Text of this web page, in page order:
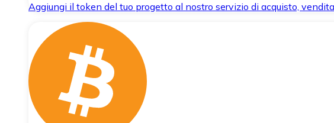
Aggiungi il token del tuo progetto al nostro servizio di acquisto,